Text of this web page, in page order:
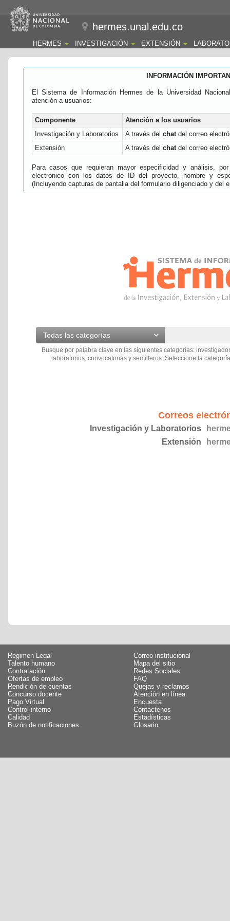
hermes.unal.edu.co
HERMES INVESTIGACIÓN EXTENSIÓN
INFORMACIÓN
El Sistema de Información Hermes de la Universidad
atención a usuarios:
Componente
Atención a los usuarios
Investigación y Laboratorios
A través del chatdel correo
Extensión
A través del chatdel correo
Para casos que requieran mayor especificidad y análisis,
electrónico con los datos de ID del proyecto, nombre y
(Incluyendo capturas de pantalla del formulario diligenciado y del
Todas las categorías
Busque por palabra clave en las siguientes categorías:
laboratorios, convocatorias y semilleros. Seleccione la
Correos
Investigación y Laboratorios
Extensión
Régimen Legal
Talento humano
Contratación
Ofertas de empleo
Rendición de cuentas
Concurso docente
Pago Virtual
Control interno
Calidad
Buzón de notificaciones
Correo institucional
Mapa del sitio
Redes Sociales
FAQ
Quejas y reclamos
Atención en línea
Encuesta
Contáctenos
Estadísticas
Glosario